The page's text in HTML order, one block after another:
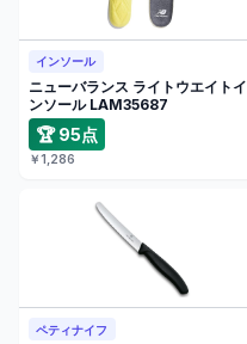
インソール
ニューバランス ライトウエイトイ
ンソール LAM35687
🏆 95点
￥1,286
ペティナイフ